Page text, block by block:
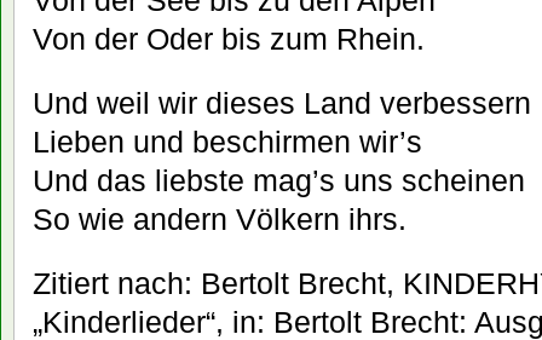
Von der Oder bis zum Rhein.
Und weil wir dieses Land verbessern
Lieben und beschirmen wir’s
Und das liebste mag’s uns scheinen
So wie andern Völkern ihrs.
Zitiert nach: Bertolt Brecht,
„Kinderlieder“, in: Bertolt Brecht: